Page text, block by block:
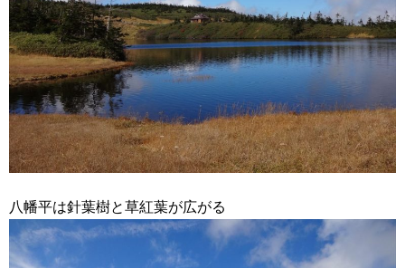
八幡平は針葉樹と草紅葉が広がる